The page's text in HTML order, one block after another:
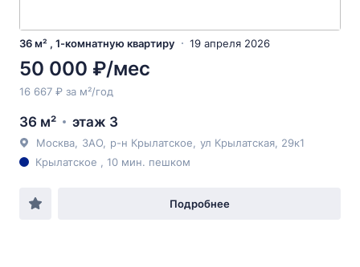
36 м² , 1-комнатную квартиру 19 апреля 2026
50 000 ₽/мес
16 667 ₽ за м²/год
36 м² этаж 3
Москва ЗАО р-н Крылатское ул Крылатская , 29к1
Крылатское , 10 мин. пешком
Подробнее